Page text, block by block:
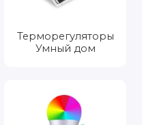
Терморегуляторы
Умный дом